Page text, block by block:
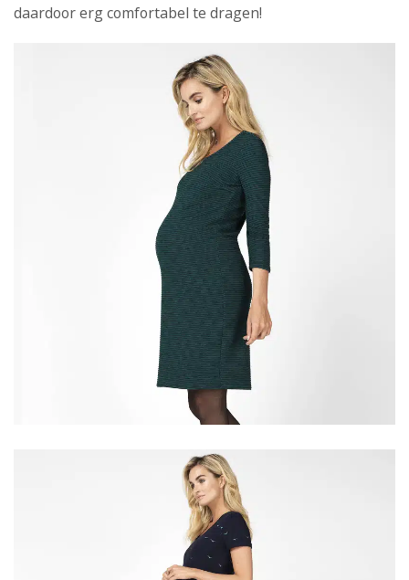
daardoor erg comfortabel te dragen!